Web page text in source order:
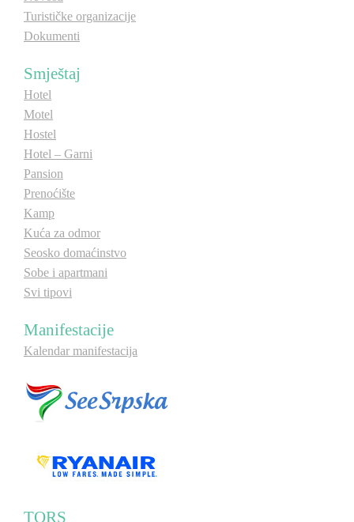
Turističke organizacije
Dokumenti
Smještaj
Hotel
Motel
Hostel
Hotel – Garni
Pansion
Prenoćište
Kamp
Kuća za odmor
Seosko domaćinstvo
Sobe i apartmani
Svi tipovi
Manifestacije
Kalendar manifestacija
TORS